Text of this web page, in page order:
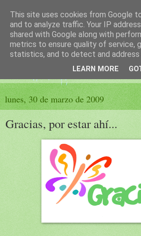
El sueño de las
PÁGINA LITERARIA DE FELISA
lunes, 30 de marzo de 2009
Gracias, por estar ahí...
This site uses cookies from Google
and to analyze traffic. Your IP
shared with Google along with
metrics to ensure quality of service,
statistics, and to detect and address
LEARN MORE